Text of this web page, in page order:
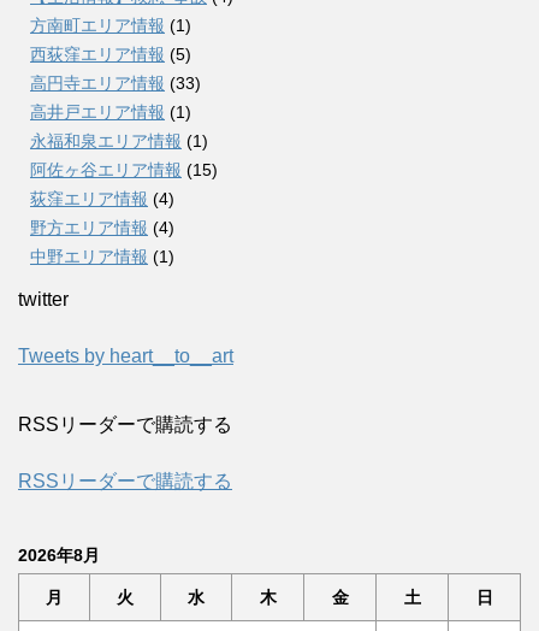
方南町エリア情報 (1)
西荻窪エリア情報 (5)
高円寺エリア情報 (33)
高井戸エリア情報 (1)
永福和泉エリア情報 (1)
阿佐ヶ谷エリア情報 (15)
荻窪エリア情報 (4)
野方エリア情報 (4)
中野エリア情報 (1)
twitter
Tweets by heart__to__art
RSSリーダーで購読する
RSSリーダーで購読する
2026年8月
月 火 水 木 金 土 日